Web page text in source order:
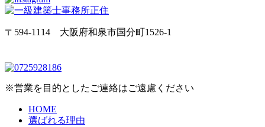
〒594-1114 大阪府和泉市国分町1526-1
※営業を目的としたご連絡はご遠慮ください
HOME
選ばれる理由